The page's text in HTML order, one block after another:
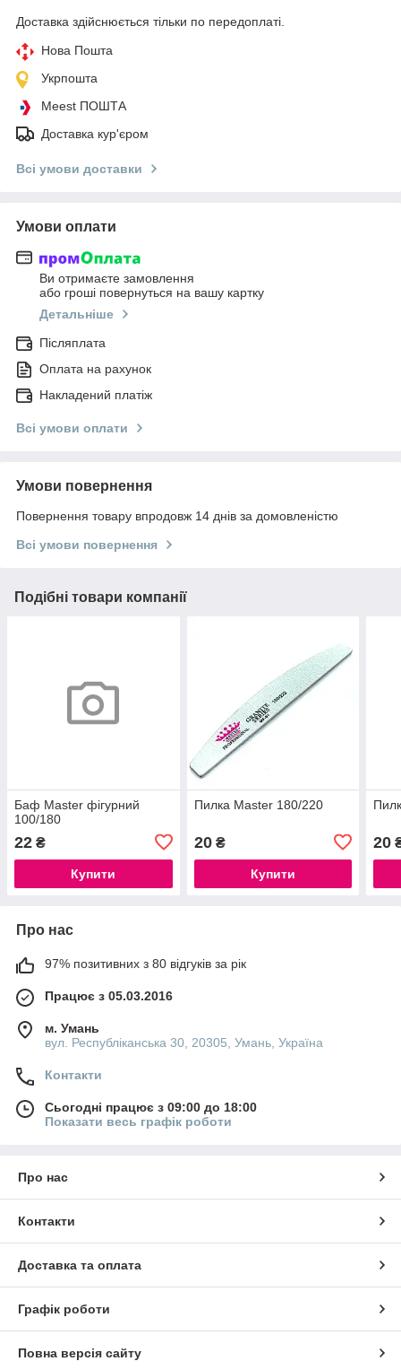
Доставка здійснюється тільки по передоплаті.
Нова Пошта
Укрпошта
Meest ПОШТА
Доставка кур'єром
Всі умови доставки
Умови оплати
Ви отримаєте замовлення
або гроші повернуться на вашу картку
Детальніше
Післяплата
Оплата на рахунок
Накладений платіж
Всі умови оплати
Умови повернення
Повернення товару впродовж 14 днів за домовленістю
Всі умови повернення
Подібні товари компанії
Баф Master фігурний
100/180
22 ₴
Купити
Пилка Master 180/220
20₴
Купити
20
Про нас
97% позитивних з 80 відгуків за рік
Працює з 05.03.2016
м. Умань
вул. Республіканська 30, 20305, Умань, Україна
Контакти
Сьогодні працює з 09:00 до 18:00
Показати весь графік роботи
Про нас
Контакти
Доставка та оплата
Графік роботи
Повна версія сайту